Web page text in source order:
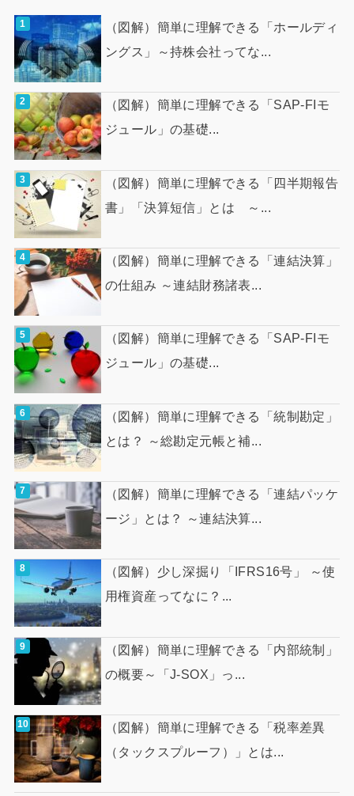
（図解）簡単に理解できる「ホールディ
ングス」～持株会社ってな...
（図解）簡単に理解できる「SAP-FIモ
ジュール」の基礎...
（図解）簡単に理解できる「四半期報告
書」「決算短信」とは ～...
（図解）簡単に理解できる「連結決算」
の仕組み ～連結財務諸表...
（図解）簡単に理解できる「SAP-FIモ
ジュール」の基礎...
（図解）簡単に理解できる「統制勘定」
とは？ ～総勘定元帳と補...
（図解）簡単に理解できる「連結パッケ
ージ」とは？ ～連結決算...
（図解）少し深掘り「IFRS16号」 ～使
用権資産ってなに？...
（図解）簡単に理解できる「内部統制」
の概要～「J-SOX」っ...
（図解）簡単に理解できる「税率差異
（タックスプルーフ）」とは...